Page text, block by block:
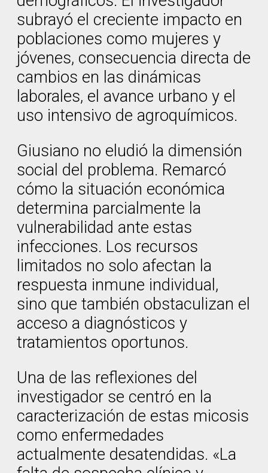
subrayó el creciente impacto en
poblaciones como mujeres y
jóvenes, consecuencia directa de
cambios en las dinámicas
laborales, el avance urbano y el
uso intensivo de agroquímicos.
Giusiano no eludió la dimensión
social del problema. Remarcó
cómo la situación económica
determina parcialmente la
vulnerabilidad ante estas
infecciones. Los recursos
limitados no solo afectan la
respuesta inmune individual,
sino que también obstaculizan el
acceso a diagnósticos y
tratamientos oportunos.
Una de las reflexiones del
investigador se centró en la
caracterización de estas micosis
como enfermedades
actualmente desatendidas. «La